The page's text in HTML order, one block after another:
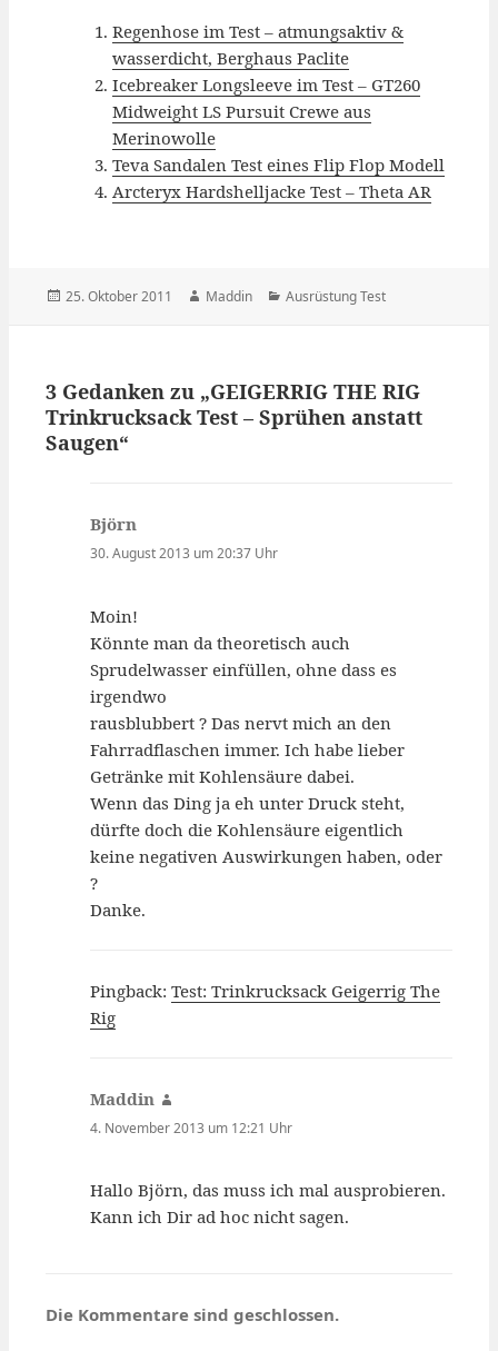
Regenhose im Test – atmungsaktiv &
wasserdicht, Berghaus Paclite
Icebreaker Longsleeve im Test – GT260
Midweight LS Pursuit Crewe aus
Merinowolle
Teva Sandalen Test eines Flip Flop Modell
Arcteryx Hardshelljacke Test – Theta AR
Veröffentlicht
25. Oktober 2011 Autor
Maddin Kategorien
Ausrüstung Test
3 Gedanken zu „GEIGERRIG THE RIG
Trinkrucksack Test – Sprühen anstatt
Saugen“
Björn
30. August 2013 um 20:37 Uhr
Moin!
Könnte man da theoretisch auch
Sprudelwasser einfüllen, ohne dass es
irgendwo
rausblubbert ? Das nervt mich an den
Fahrradflaschen immer. Ich habe lieber
Getränke mit Kohlensäure dabei.
Wenn das Ding ja eh unter Druck steht,
dürfte doch die Kohlensäure eigentlich
keine negativen Auswirkungen haben, oder
?
Danke.
Pingback:Test: Trinkrucksack Geigerrig The
Rig
Maddin
4. November 2013 um 12:21 Uhr
Hallo Björn, das muss ich mal ausprobieren.
Kann ich Dir ad hoc nicht sagen.
Die Kommentare sind geschlossen.